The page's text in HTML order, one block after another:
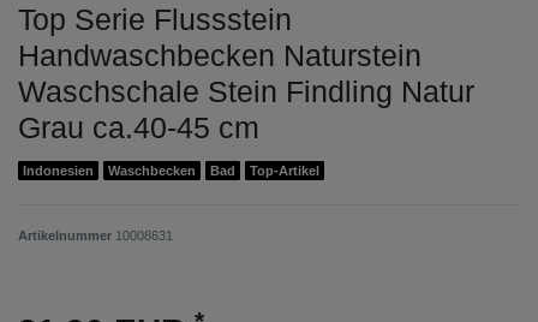
Top Serie Flussstein
Handwaschbecken Naturstein
Waschschale Stein Findling Natur
Grau ca.40-45 cm
Indonesien Waschbecken Bad Top-Artikel
Artikelnummer 10008631